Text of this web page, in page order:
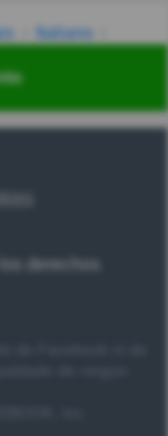
Italiano
汉语
derechos